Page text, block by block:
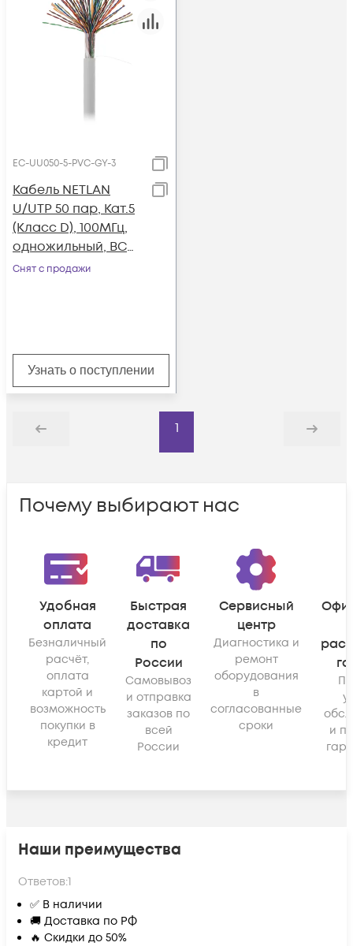
EC-UU050-5-PVC-GY-3
Кабель NETLAN
U/UTP 50 пар, Кат.5
(Класс D), 100МГц,
одножильный, BC
(чистая медь),
Снят с продажи
Узнать о поступлении
Назад
1
Дальше
Почему выбирают нас
Удобная
оплата
Безналичный
расчёт,
оплата
картой и
возможность
покупки в
кредит
Быстрая
доставка
по
России
Самовывоз
и отправка
заказов по
всей
России
Сервисный
центр
Диагностика и
ремонт
оборудования
в
согласованные
сроки
и
Наши преимущества
Ответов:1
✅ В наличии
🚚 Доставка по РФ
🔥 Скидки до 50%